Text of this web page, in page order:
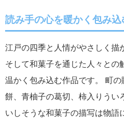
読み手の心を暖かく包み込
江戸の四季と人情がやさしく描
そして和菓子を通じた人々との
温かく包み込む作品です。 町
餅、青柚子の葛切、柿入りうい
いしそうな和菓子の描写は物語